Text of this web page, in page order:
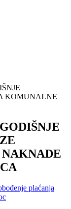
KOMUNALNE
plaćanja